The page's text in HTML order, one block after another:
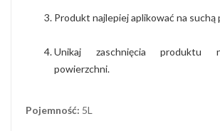
Produkt najlepiej aplikować na suchą
Unikaj zaschnięcia produktu
powierzchni.
Pojemność: 5L